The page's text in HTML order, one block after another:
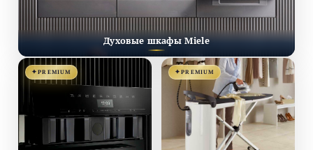
Духовые шкафы Miele
PREMIUM PREMIUM